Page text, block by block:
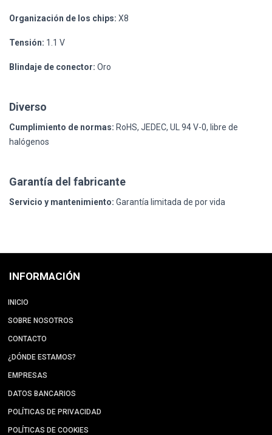
Organización de los chips: X8
Tensión: 1.1 V
Blindaje de conector: Oro
Diverso
Cumplimiento de normas: RoHS, JEDEC, UL 94 V-0, libre de
halógenos
Garantía del fabricante
Servicio y mantenimiento: Garantía limitada de por vida
INFORMACIÓN
INICIO
SOBRE NOSOTROS
CONTACTO
¿DÓNDE ESTAMOS?
EMPRESAS
DATOS BANCARIOS
POLÍTICAS DE PRIVACIDAD
POLÍTICAS DE COOKIES